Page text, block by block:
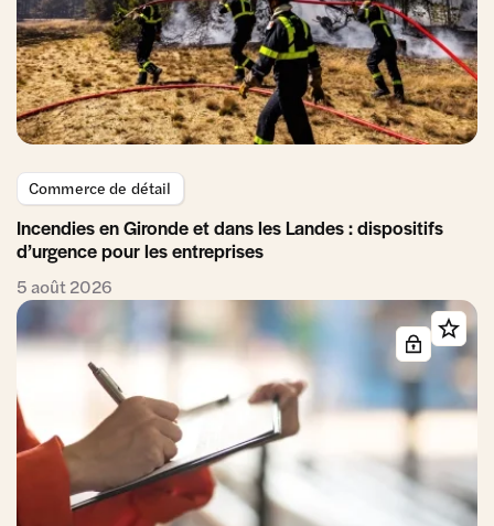
Commerce de détail
Incendies en Gironde et dans les Landes : dispositifs
d’urgence pour les entreprises
5 août 2026